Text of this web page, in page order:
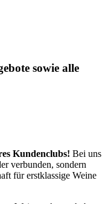
sowie alle
Kundenclubs! Bei uns
verbunden, sondern
für erstklassige Weine